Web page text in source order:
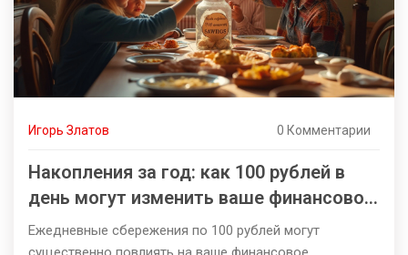
Игорь Златов 0 Комментарии
Накопления за год: как 100 рублей в
день могут изменить ваше финансовое
будущее
Ежедневные сбережения по 100 рублей могут